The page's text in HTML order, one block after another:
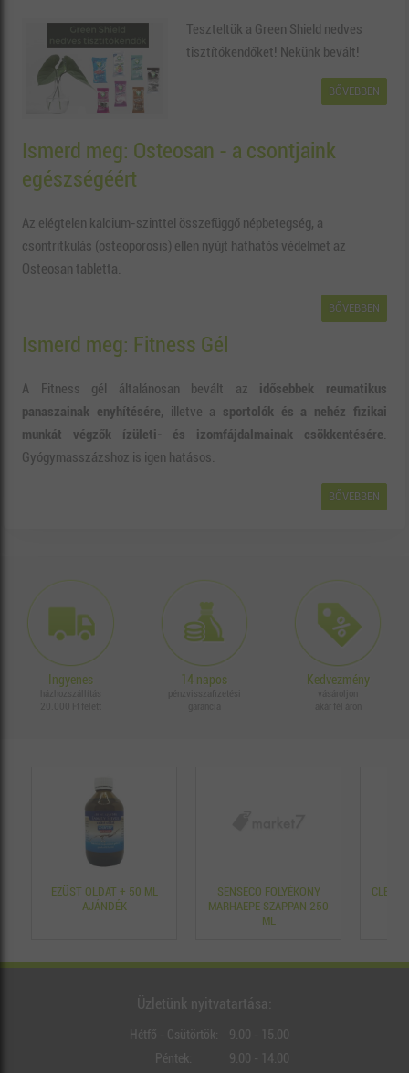
Teszteltük a Green Shield nedves
tisztítókendőket! Nekünk bevált!
BŐVEBBEN
Ismerd meg: Osteosan - a csontjaink
egészségéért
Az elégtelen kalcium-szinttel összefüggő népbetegség, a
csontritkulás (osteoporosis) ellen nyújt hathatós védelmet az
Osteosan tabletta.
BŐVEBBEN
Ismerd meg: Fitness Gél
A Fitness gél általánosan bevált az idősebbek reumatikus
panaszainak enyhítésére, illetve a sportolók és a nehéz fizikai
munkát végzők ízületi- és izomfájdalmainak csökkentésére.
Gyógymasszázshoz is igen hatásos.
BŐVEBBEN
Ingyenes 14 napos Kedvezmény
EZÜST OLDAT + 50 ML
AJÁNDÉK
SENSECO FOLYÉKONY
MARHAEPE SZAPPAN 250
ML
Üzletünk nyitvatartása:
Hétfő - Csütörtök:
9.00 - 15.00
Péntek:
9.00 - 14.00